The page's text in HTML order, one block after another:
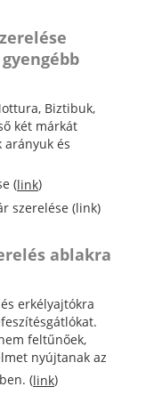
Biztibuk,
két márkát
és
(link)
szerelése (link)
ablakra
erkélyajtókra
feltűnőek,
nyújtanak az
(link)